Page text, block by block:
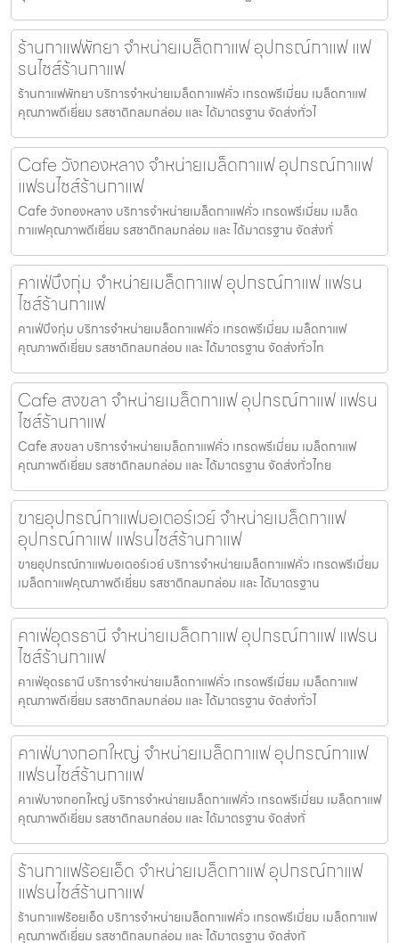
ร้านกาแฟพัทยา จำหน่ายเมล็ดกาแฟ อุปกรณ์กาแฟ แฟ
รนไชส์ร้านกาแฟ
ร้านกาแฟพัทยา บริการจำหน่ายเมล็ดกาแฟคั่ว เกรดพรีเมี่ยม เมล็ดกาแฟ
คุณภาพดีเยี่ยม รสชาติกลมกล่อม และ ได้มาตรฐาน จัดส่งทั่วไ
Cafe วังทองหลาง จำหน่ายเมล็ดกาแฟ อุปกรณ์กาแฟ
แฟรนไชส์ร้านกาแฟ
Cafe วังทองหลาง บริการจำหน่ายเมล็ดกาแฟคั่ว เกรดพรีเมี่ยม เมล็ด
กาแฟคุณภาพดีเยี่ยม รสชาติกลมกล่อม และ ได้มาตรฐาน จัดส่งทั่
คาเฟ่บึงกุ่ม จำหน่ายเมล็ดกาแฟ อุปกรณ์กาแฟ แฟรน
ไชส์ร้านกาแฟ
คาเฟ่บึงกุ่ม บริการจำหน่ายเมล็ดกาแฟคั่ว เกรดพรีเมี่ยม เมล็ดกาแฟ
คุณภาพดีเยี่ยม รสชาติกลมกล่อม และ ได้มาตรฐาน จัดส่งทั่วไท
Cafe สงขลา จำหน่ายเมล็ดกาแฟ อุปกรณ์กาแฟ แฟรน
ไชส์ร้านกาแฟ
Cafe สงขลา บริการจำหน่ายเมล็ดกาแฟคั่ว เกรดพรีเมี่ยม เมล็ดกาแฟ
คุณภาพดีเยี่ยม รสชาติกลมกล่อม และ ได้มาตรฐาน จัดส่งทั่วไทย
ขายอุปกรณ์กาแฟมอเตอร์เวย์ จำหน่ายเมล็ดกาแฟ
อุปกรณ์กาแฟ แฟรนไชส์ร้านกาแฟ
ขายอุปกรณ์กาแฟมอเตอร์เวย์ บริการจำหน่ายเมล็ดกาแฟคั่ว เกรดพรีเมี่ยม
เมล็ดกาแฟคุณภาพดีเยี่ยม รสชาติกลมกล่อม และ ได้มาตรฐาน
คาเฟ่อุดรธานี จำหน่ายเมล็ดกาแฟ อุปกรณ์กาแฟ แฟรน
ไชส์ร้านกาแฟ
คาเฟ่อุดรธานี บริการจำหน่ายเมล็ดกาแฟคั่ว เกรดพรีเมี่ยม เมล็ดกาแฟ
คุณภาพดีเยี่ยม รสชาติกลมกล่อม และ ได้มาตรฐาน จัดส่งทั่วไ
คาเฟ่บางกอกใหญ่ จำหน่ายเมล็ดกาแฟ อุปกรณ์กาแฟ
แฟรนไชส์ร้านกาแฟ
คาเฟ่บางกอกใหญ่ บริการจำหน่ายเมล็ดกาแฟคั่ว เกรดพรีเมี่ยม เมล็ดกาแฟ
คุณภาพดีเยี่ยม รสชาติกลมกล่อม และ ได้มาตรฐาน จัดส่งทั่
ร้านกาแฟร้อยเอ็ด จำหน่ายเมล็ดกาแฟ อุปกรณ์กาแฟ
แฟรนไชส์ร้านกาแฟ
ร้านกาแฟร้อยเอ็ด บริการจำหน่ายเมล็ดกาแฟคั่ว เกรดพรีเมี่ยม เมล็ดกาแฟ
คุณภาพดีเยี่ยม รสชาติกลมกล่อม และ ได้มาตรฐาน จัดส่งทั